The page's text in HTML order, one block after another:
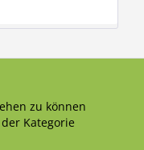
zu können
Kategorie